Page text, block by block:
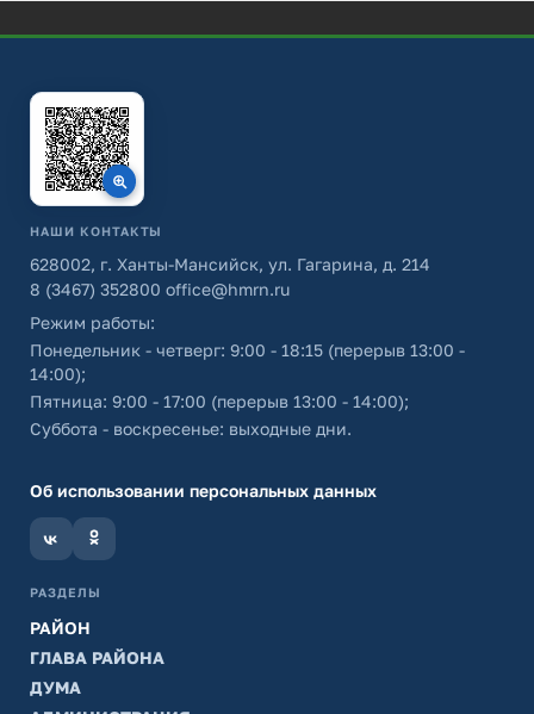
НАШИ КОНТАКТЫ
628002, г. Ханты-Мансийск, ул. Гагарина, д. 214
8 (3467) 352800 office@hmrn.ru
Режим работы:
Понедельник - четверг: 9:00 - 18:15 (перерыв 13:00 -
14:00);
Пятница: 9:00 - 17:00 (перерыв 13:00 - 14:00);
Суббота - воскресенье: выходные дни.
Об использовании персональных данных
РАЗДЕЛЫ
РАЙОН
ГЛАВА РАЙОНА
ДУМА